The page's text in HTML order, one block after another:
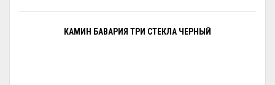
КАМИН БАВАРИЯ ТРИ СТЕКЛА ЧЕРНЫЙ